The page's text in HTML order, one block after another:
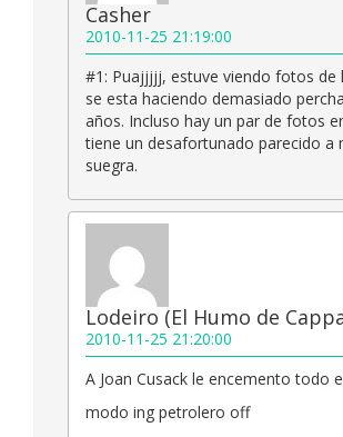
Casher
2010-11-25 21:19:00
#1: Puajjjjj, estuve viendo fotos de
se esta haciendo demasiado
años. Incluso hay un par de fotos
tiene un desafortunado parecido a
suegra.
Lodeiro (El Humo de
2010-11-25 21:20:00
A Joan Cusack le encemento todo
modo ing petrolero off